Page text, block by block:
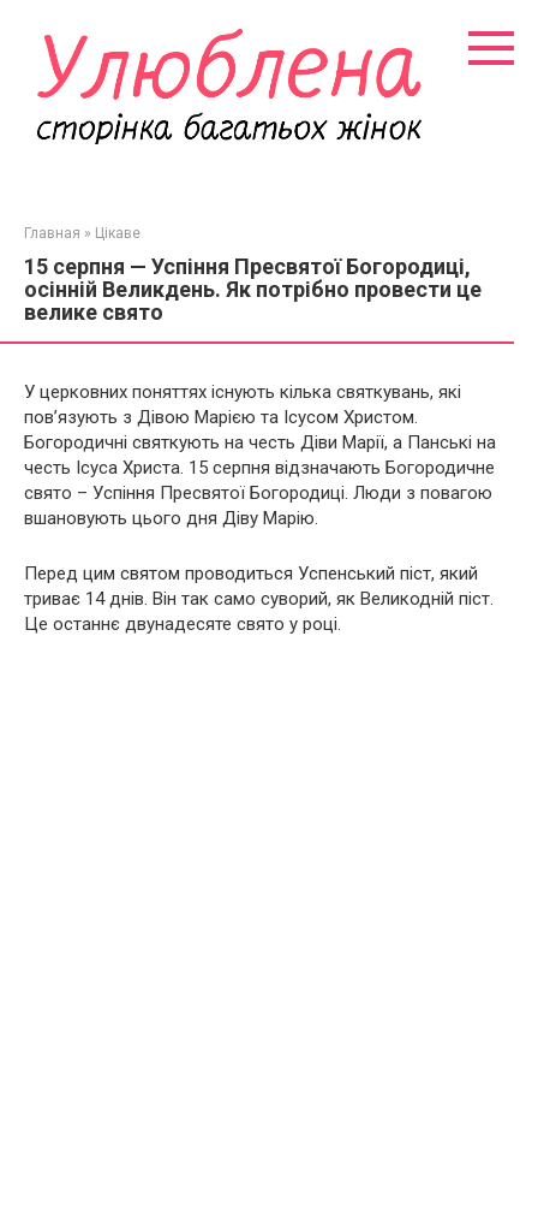
контенту
Главная » Цікаве
15 серпня — Успіння Пресвятої Богородиці,
осінній Великдень. Як потрібно провести це
велике свято
У церковних поняттях існують кілька святкувань, які
пов’язують з Дівою Марією та Ісусом Христом.
Богородичні святкують на честь Діви Марії, а Панські на
честь Ісуса Христа. 15 серпня відзначають Богородичне
свято – Успіння Пресвятої Богородиці. Люди з повагою
вшановують цього дня Діву Марію.
Перед цим святом проводиться Успенський піст, який
триває 14 днів. Він так само суворий, як Великодній піст.
Це останнє двунадесяте свято у році.